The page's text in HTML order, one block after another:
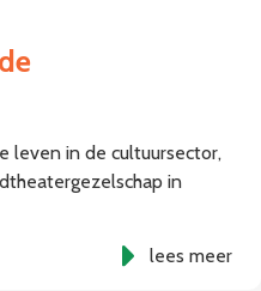
leven in de cultuursector,
in
lees meer